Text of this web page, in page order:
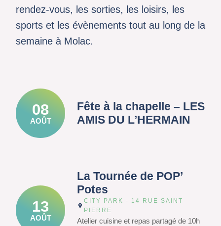
rendez-vous, les sorties, les loisirs, les
sports et les évènements tout au long de la
semaine à Molac.
08
AOÛT
Fête à la chapelle – LES
AMIS DU L’HERMAIN
13
AOÛT
La Tournée de POP’
Potes
CITY PARK - 14 RUE SAINT
PIERRE
Atelier cuisine et repas partagé de 10h